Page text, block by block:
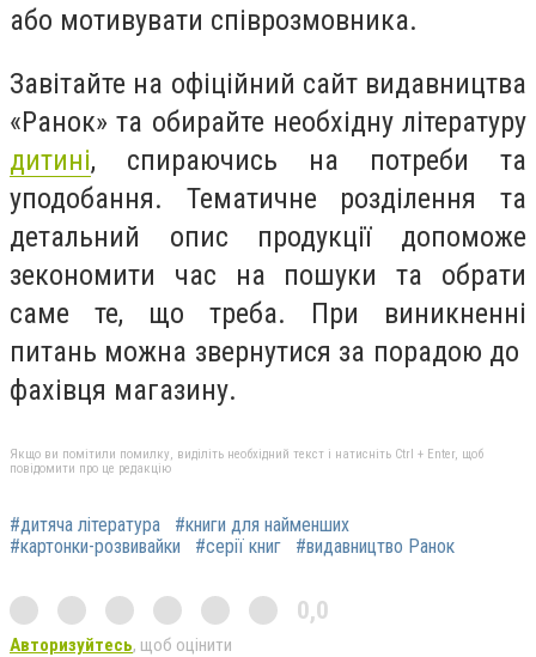
або мотивувати співрозмовника.
Завітайте на офіційний сайт видавництва
«Ранок» та обирайте необхідну літературу
дитині, спираючись на потреби та
уподобання. Тематичне розділення та
детальний опис продукції допоможе
зекономити час на пошуки та обрати
саме те, що треба. При виникненні
питань можна звернутися за порадою до
фахівця магазину.
Якщо ви помітили помилку, виділіть необхідний текст і натисніть Ctrl + Enter, щоб
повідомити про це редакцію
#дитяча література
#книги для найменших
#картонки-розвивайки
#серії книг #видавництво Ранок
0,0
Авторизуйтесь, щоб оцінити